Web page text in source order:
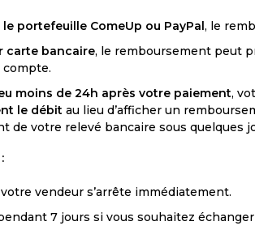
le portefeuille ComeUp ou PayPal, le
carte bancaire, le remboursement peut
compte.
moins de 24h après votre paiement,
le débit au lieu d’afficher un
de votre relevé bancaire sous quelques
vendeur s’arrête immédiatement.
7 jours si vous souhaitez échanger